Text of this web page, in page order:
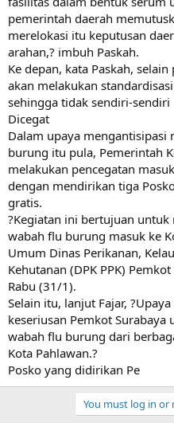
e
r
pemerintah daerah
merelokasi itu keputusan
arahan,? imbuh Paskah.
Ke depan, kata Paskah,
akan melakukan
sehingga tidak sendiri-sendiri
Dicegat
Dalam upaya mengantisipasi
burung itu pula, Pemerintah
melakukan pencegatan
dengan mendirikan tiga
gratis.
?Kegiatan ini bertujuan
wabah flu burung masuk ke
Umum Dinas Perikanan,
Kehutanan (DPK PPK)
Rabu (31/1).
Selain itu, lanjut Fajar,
keseriusan Pemkot
wabah flu burung dari
Kota Pahlawan.?
Posko yang didirikan Pe
You must log in or